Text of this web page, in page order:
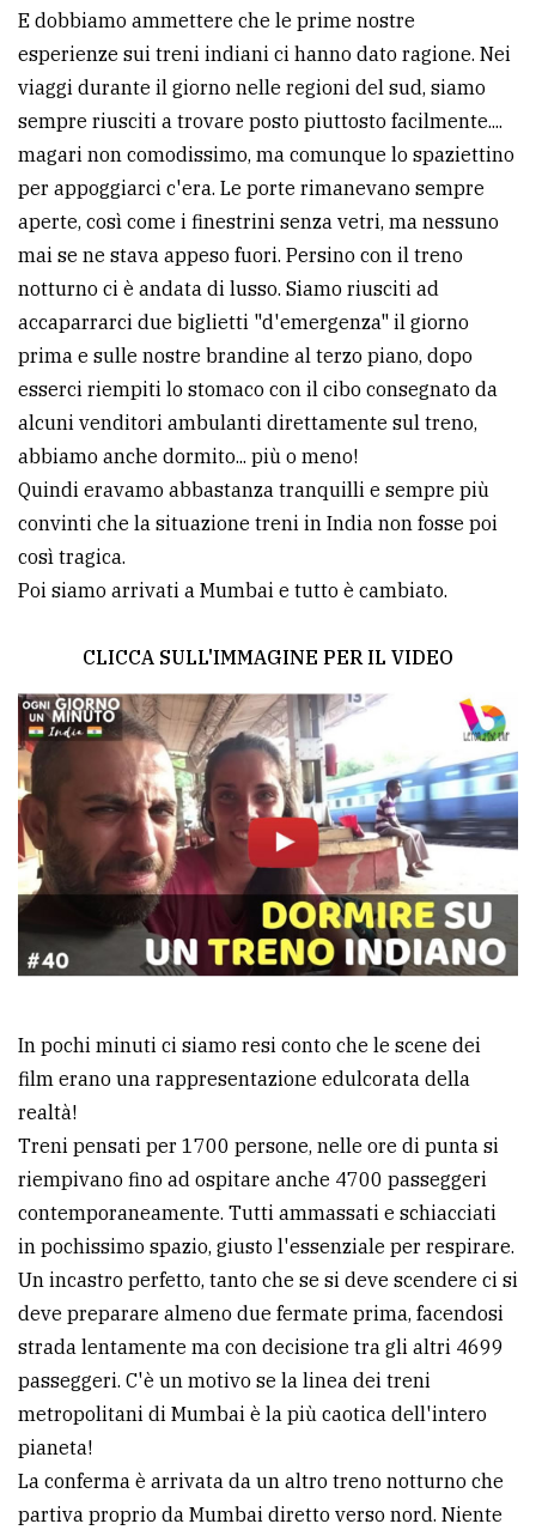
ALTRE
TESTATE
PRIVACY
Privacy
policy
Cookie
policy
E dobbiamo ammettere che le prime nostre
esperienze sui treni indiani ci hanno dato ragione. Nei
viaggi durante il giorno nelle regioni del sud, siamo
sempre riusciti a trovare posto piuttosto facilmente....
magari non comodissimo, ma comunque lo spaziettino
per appoggiarci c'era. Le porte rimanevano sempre
aperte, così come i finestrini senza vetri, ma nessuno
mai se ne stava appeso fuori. Persino con il treno
notturno ci è andata di lusso. Siamo riusciti ad
accaparrarci due biglietti "d'emergenza" il giorno
prima e sulle nostre brandine al terzo piano, dopo
esserci riempiti lo stomaco con il cibo consegnato da
alcuni venditori ambulanti direttamente sul treno,
abbiamo anche dormito... più o meno!
Quindi eravamo abbastanza tranquilli e sempre più
convinti che la situazione treni in India non fosse poi
così tragica.
Poi siamo arrivati a Mumbai e tutto è cambiato.
CLICCA SULL'IMMAGINE PER IL VIDEO
In pochi minuti ci siamo resi conto che le scene dei
film erano una rappresentazione edulcorata della
realtà!
Treni pensati per 1700 persone, nelle ore di punta si
riempivano fino ad ospitare anche 4700 passeggeri
contemporaneamente. Tutti ammassati e schiacciati
in pochissimo spazio, giusto l'essenziale per respirare.
Un incastro perfetto, tanto che se si deve scendere ci si
deve preparare almeno due fermate prima, facendosi
strada lentamente ma con decisione tra gli altri 4699
passeggeri. C'è un motivo se la linea dei treni
metropolitani di Mumbai è la più caotica dell'intero
pianeta!
La conferma è arrivata da un altro treno notturno che
partiva proprio da Mumbai diretto verso nord. Niente